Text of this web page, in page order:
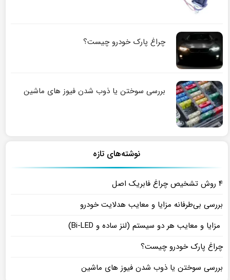
چراغ پارک خودرو چیست؟
بررسی سوختن یا ذوب شدن فیوز های ماشین
نوشته‌های تازه
۴ روش تشخیص چراغ فابریک اصل
بررسی بی‌طرفانه مزایا و معایب هدلایت خودرو
مزایا و معایب هر دو سیستم (لنز ساده و Bi-LED)
چراغ پارک خودرو چیست؟
بررسی سوختن یا ذوب شدن فیوز های ماشین